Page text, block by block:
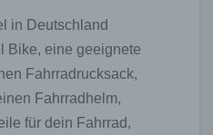
in Deutschland
Bike, eine geeignete
Fahrradrucksack,
Fahrradhelm,
für dein Fahrrad,
die Rechte Dritter
Inhalte postet. Die
Daten
Interesse des für die
damit sich dieser im
gegebenenfalls
keine Weitergabe